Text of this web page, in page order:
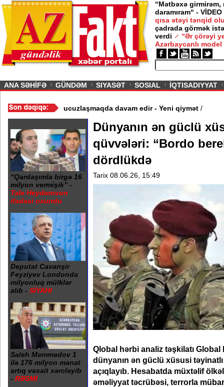
“Mətbəxə girmirəm,
daramıram“ - VİDEO
qısa ətəyi tənqid
çadrada görmək
verdi
“Ər çörəyi
Azərbaycanlı model
ANA SƏHİFƏ GÜNDƏM SIYASƏT SOSIAL İQTISADIYYAT
Video /Azərbaycan nefti ucuzlaşmaqda davam edir - Yeni qiymət
“Qardaşımla birgə 16
milyon vermişik” -
Tale Heydərovun
ifadəsi oxundu
Deputat Cavanşir
Feyziyev Londonda
milyonluq mülklər
alıb - SİYAHI
Saleh Məmmədov 1
ilə 176 milyon manat
artıq vəsait xərcləyib
- RƏSMİ
Dünyanın ən güclü
qüvvələri: “Bordo
dördlükdə
Tarix 08.06.26, 15:49
Qlobal hərbi analiz təşkilatı Global
dünyanın ən güclü xüsusi
açıqlayıb. Hesabatda müxtəlif
əməliyyat təcrübəsi, terrorla